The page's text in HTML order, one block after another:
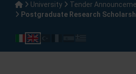
University
Tender
Postgraduate Research